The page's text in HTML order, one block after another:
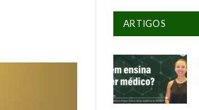
ARTIGOS